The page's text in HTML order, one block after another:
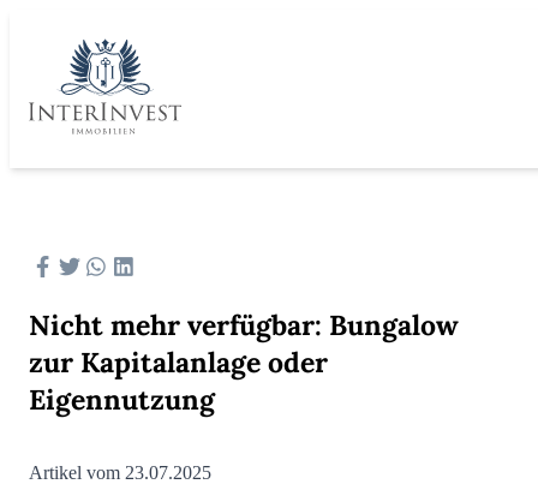
Nicht mehr verfügbar: Bungalow
zur Kapitalanlage oder
Eigennutzung
Artikel vom 23.07.2025